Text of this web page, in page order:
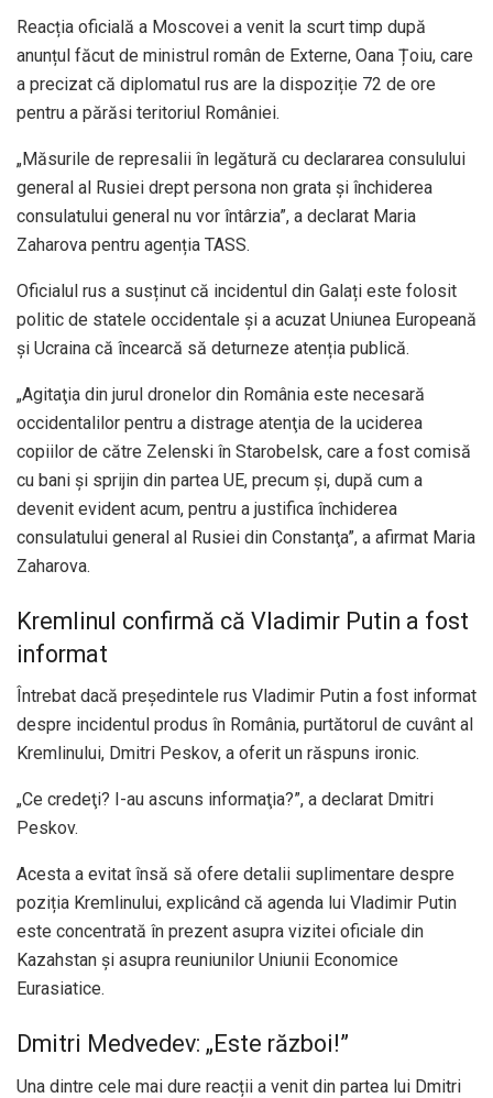
Reacția oficială a Moscovei a venit la scurt timp după
anunțul făcut de ministrul român de Externe, Oana Țoiu, care
a precizat că diplomatul rus are la dispoziție 72 de ore
pentru a părăsi teritoriul României.
„Măsurile de represalii în legătură cu declararea consulului
general al Rusiei drept persona non grata și închiderea
consulatului general nu vor întârzia”, a declarat Maria
Zaharova pentru agenția TASS.
Oficialul rus a susținut că incidentul din Galați este folosit
politic de statele occidentale și a acuzat Uniunea Europeană
și Ucraina că încearcă să deturneze atenția publică.
„Agitaţia din jurul dronelor din România este necesară
occidentalilor pentru a distrage atenţia de la uciderea
copiilor de către Zelenski în Starobelsk, care a fost comisă
cu bani şi sprijin din partea UE, precum şi, după cum a
devenit evident acum, pentru a justifica închiderea
consulatului general al Rusiei din Constanţa”, a afirmat Maria
Zaharova.
Kremlinul confirmă că Vladimir Putin a fost
informat
Întrebat dacă președintele rus Vladimir Putin a fost informat
despre incidentul produs în România, purtătorul de cuvânt al
Kremlinului, Dmitri Peskov, a oferit un răspuns ironic.
„Ce credeţi? I-au ascuns informaţia?”, a declarat Dmitri
Peskov.
Acesta a evitat însă să ofere detalii suplimentare despre
poziția Kremlinului, explicând că agenda lui Vladimir Putin
este concentrată în prezent asupra vizitei oficiale din
Kazahstan și asupra reuniunilor Uniunii Economice
Eurasiatice.
Dmitri Medvedev: „Este război!”
Una dintre cele mai dure reacții a venit din partea lui Dmitri